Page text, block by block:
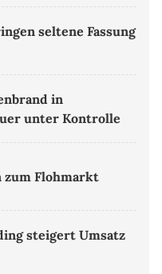
seltene Fassung
in
unter Kontrolle
zum Flohmarkt
steigert Umsatz